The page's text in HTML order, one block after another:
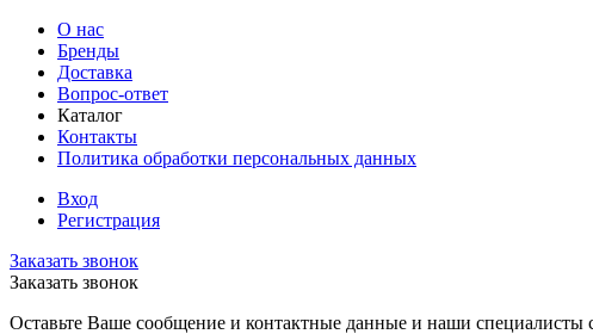
О нас
Бренды
Доставка
Вопрос-ответ
Каталог
Контакты
Политика обработки персональных данных
Вход
Регистрация
Заказать звонок
Заказать звонок
Оставьте Ваше сообщение и контактные данные и наши